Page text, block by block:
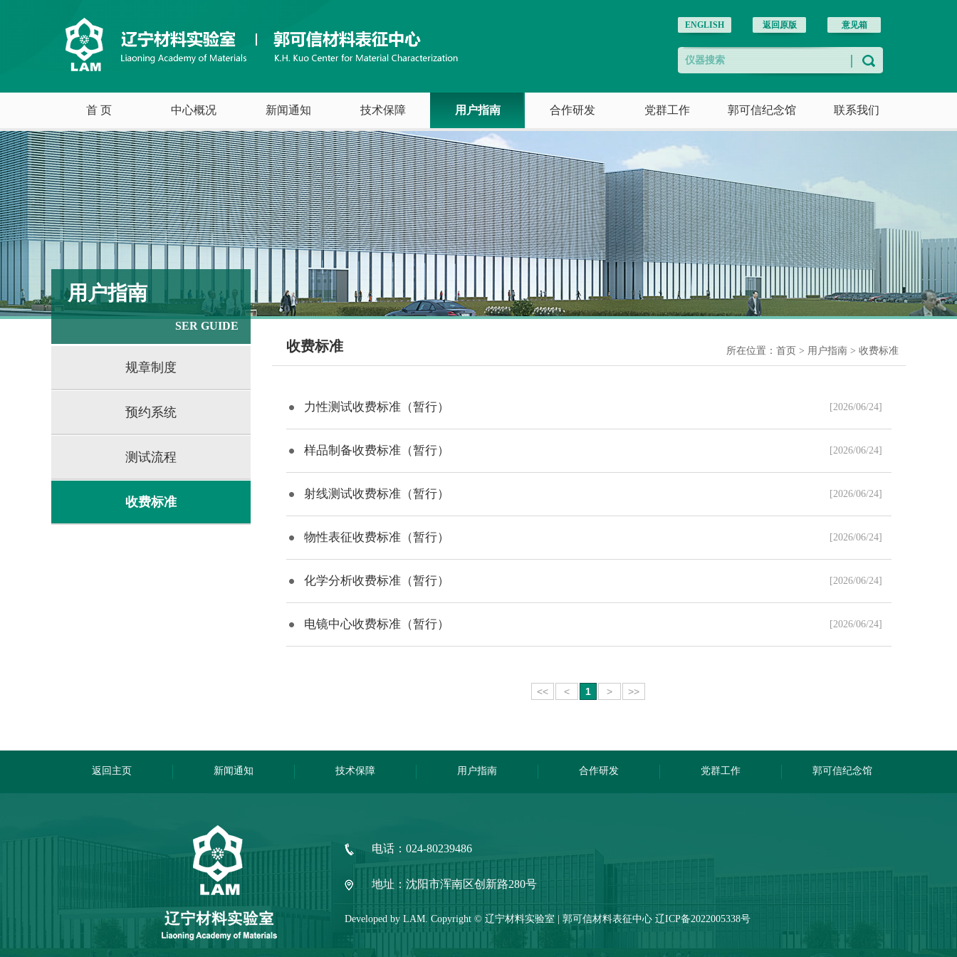
ENGLISH 返回原版 意见箱
首 页 中心概况 新闻通知 技术保障 用户指南 合作研发 党群工作 郭可信纪念馆 联系我们
用户指南
SER GUIDE
规章制度
预约系统
测试流程
收费标准
收费标准 所在位置： 首页 > 用户指南 > 收费标准
[2026/06/24]
力性测试收费标准（暂行）
[2026/06/24]
样品制备收费标准（暂行）
[2026/06/24]
射线测试收费标准（暂行）
[2026/06/24]
物性表征收费标准（暂行）
[2026/06/24]
化学分析收费标准（暂行）
[2026/06/24]
电镜中心收费标准（暂行）
<< < 1 > >>
返回主页 新闻通知 技术保障 用户指南 合作研发 党群工作 郭可信纪念馆
电话：024-80239486
地址：沈阳市浑南区创新路280号
Developed by LAM. Copyright © 辽宁材料实验室 | 郭可信材料表征中心 辽ICP备2022005338号